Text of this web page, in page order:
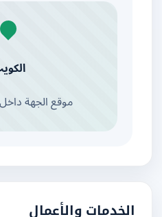
الكويت
موقع الجهة داخل
الخدمات والأعمال